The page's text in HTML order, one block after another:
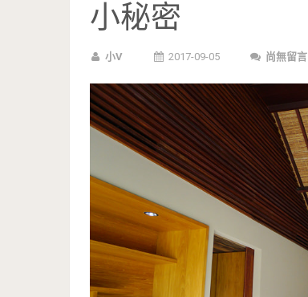
小秘密
小V 2017-09-05 尚無留言